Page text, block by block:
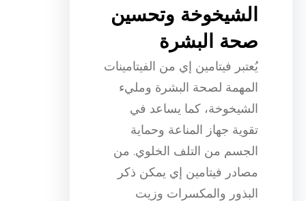
الشيخوخة وتحسين
صحة البشرة
يُعتبر فيتامين إي من الفيتامينات
المهمة لصحة البشرة ومليء
الشيخوخة، كما يساعد في
تقوية جهاز المناعة وحماية
الجسم من التلف الخلوي. من
مصادر فيتامين إي يمكن ذكر
البذور والمكسرات وزيت